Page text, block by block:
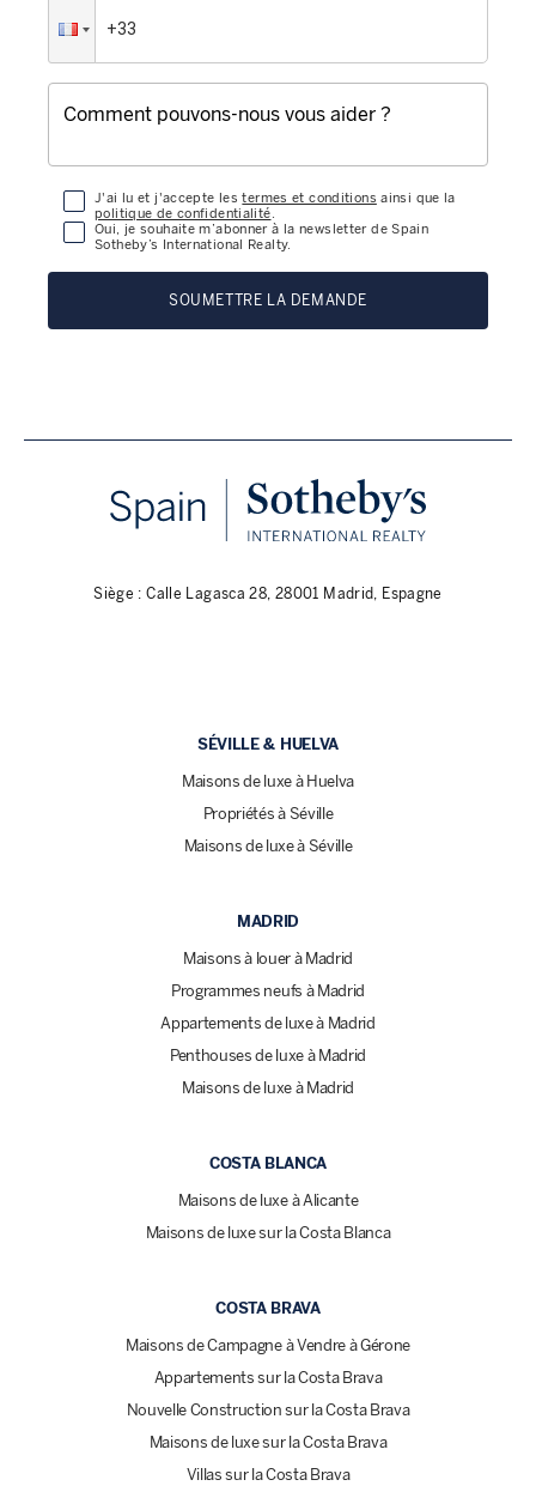
J'ai lu et j'accepte lestermes et conditions ainsi que la
politique de confidentialité.
Oui, je souhaite m’abonner à la newsletter de Spain
Sotheby’s International Realty.
SOUMETTRE LA DEMANDE
Siège : Calle Lagasca 28, 28001 Madrid, Espagne
SÉVILLE & HUELVA
Maisons de luxe à Huelva
Propriétés à Séville
Maisons de luxe à Séville
MADRID
Maisons à louer à Madrid
Programmes neufs à Madrid
Appartements de luxe à Madrid
Penthouses de luxe à Madrid
Maisons de luxe à Madrid
COSTA BLANCA
Maisons de luxe à Alicante
Maisons de luxe sur la Costa Blanca
COSTA BRAVA
Maisons de Campagne à Vendre à Gérone
Appartements sur la Costa Brava
Nouvelle Construction sur la Costa Brava
Maisons de luxe sur la Costa Brava
Villas sur la Costa Brava